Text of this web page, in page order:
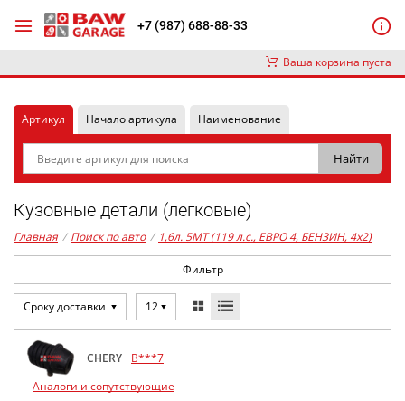
+7 (987) 688-88-33
Ваша корзина пуста
Артикул Начало артикула Наименование
Кузовные детали (легковые)
Главная / Поиск по авто / 1,6л. 5MT (119 л.с., ЕВРО 4, БЕНЗИН, 4x2)
Фильтр
Сроку доставки 12
CHERY
B***7
Аналоги и сопутствующие